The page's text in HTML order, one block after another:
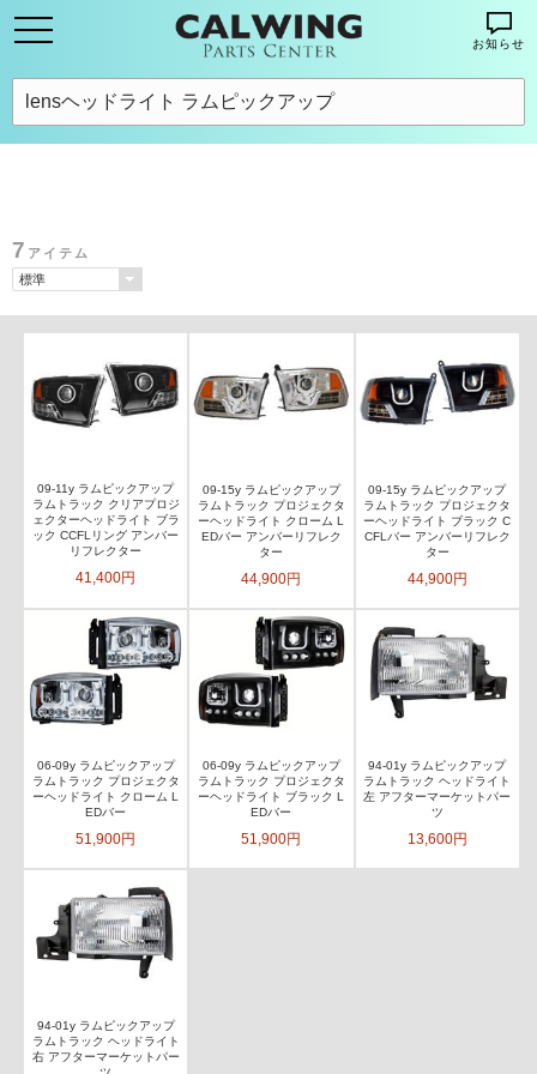
お知らせ
7 アイテム
09-11y ラムピックアップ
ラムトラック クリアプロジ
ェクターヘッドライト ブラ
ック CCFLリング アンバー
リフレクター
41,400円
09-15y ラムピックアップ
ラムトラック プロジェクタ
ーヘッドライト クローム L
EDバー アンバーリフレク
ター
44,900円
09-15y ラムピックアップ
ラムトラック プロジェクタ
ーヘッドライト ブラック C
CFLバー アンバーリフレク
ター
44,900円
06-09y ラムピックアップ
ラムトラック プロジェクタ
ーヘッドライト クローム L
EDバー
51,900円
06-09y ラムピックアップ
ラムトラック プロジェクタ
ーヘッドライト ブラック L
EDバー
51,900円
94-01y ラムピックアップ
ラムトラック ヘッドライト
左 アフターマーケットパー
ツ
13,600円
94-01y ラムピックアップ
ラムトラック ヘッドライト
右 アフターマーケットパー